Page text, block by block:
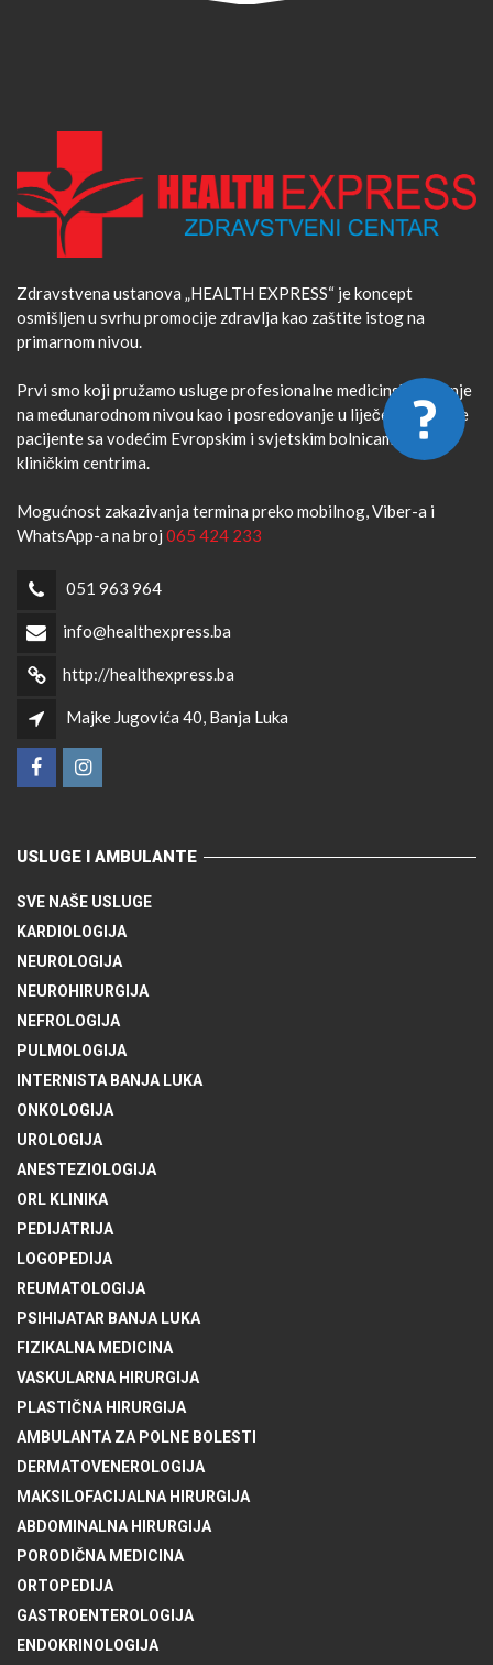
Zdravstvena ustanova „HEALTH EXPRESS“ je koncept
osmišljen u svrhu promocije zdravlja kao zaštite istog na
primarnom nivou.
Prvi smo koji pružamo usluge profesionalne medicinske pratnje
na međunarodnom nivou kao i posredovanje u liječenju za naše
pacijente sa vodećim Evropskim i svjetskim bolnicama /
kliničkim centrima.
Mogućnost zakazivanja termina preko mobilnog, Viber-a i
WhatsApp-a na broj 065 424 233
051 963 964
info@healthexpress.ba
http://healthexpress.ba
Majke Jugovića 40, Banja Luka
USLUGE I AMBULANTE
SVE NAŠE USLUGE
KARDIOLOGIJA
NEUROLOGIJA
NEUROHIRURGIJA
NEFROLOGIJA
PULMOLOGIJA
INTERNISTA BANJA LUKA
ONKOLOGIJA
UROLOGIJA
ANESTEZIOLOGIJA
ORL KLINIKA
PEDIJATRIJA
LOGOPEDIJA
REUMATOLOGIJA
PSIHIJATAR BANJA LUKA
FIZIKALNA MEDICINA
VASKULARNA HIRURGIJA
PLASTIČNA HIRURGIJA
AMBULANTA ZA POLNE BOLESTI
DERMATOVENEROLOGIJA
MAKSILOFACIJALNA HIRURGIJA
ABDOMINALNA HIRURGIJA
PORODIČNA MEDICINA
ORTOPEDIJA
GASTROENTEROLOGIJA
ENDOKRINOLOGIJA